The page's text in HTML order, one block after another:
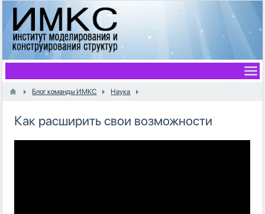
Блог команды ИМКС Наука
Как расширить свои возможности